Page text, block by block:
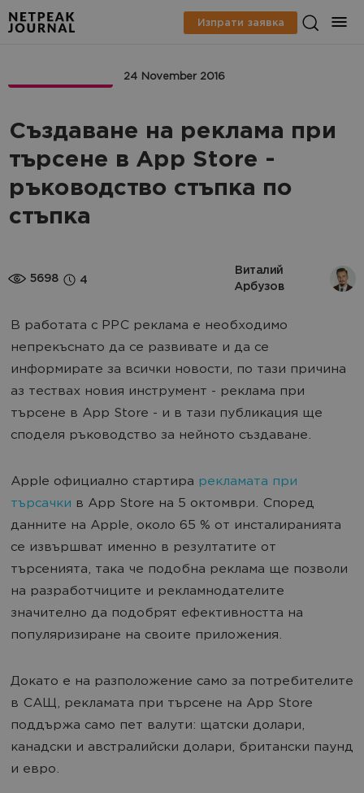
Изпрати заявка
24 November 2016
Създаване на реклама при
търсене в App Store -
ръководство стъпка по
стъпка
5698 4
Виталий
В работата с PPC реклама е необходимо
непрекъснато да се развивате и да се
информирате за всички новости, по тази причина
аз тествах новия инструмент - реклама при
търсене в App Store - и в тази публикация ще
споделя ръководство за нейното създаване.
Apple официално стартира рекламата при
търсачки в App Store на 5 октомври. Според
данните на Apple, около 65 % от инсталиранията
се извършват именно в резултатите от
търсенията, така че подобна реклама ще позволи
на разработчиците и рекламнодателите
значително да подобрят ефективността на
популяризиране на своите приложения.
Докато е на разположение само за потребителите
в САЩ, рекламата при търсене на App Store
поддържа само пет валути: щатски долари,
канадски и австралийски долари, британски паунд
и евро.